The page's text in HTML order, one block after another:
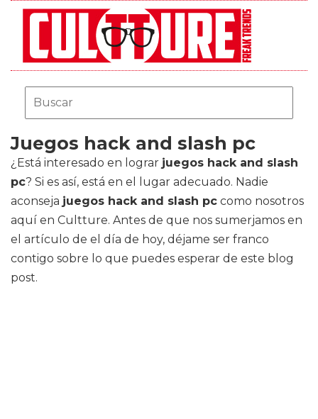
Juegos hack and slash pc
¿Está interesado en lograr juegos hack and slash
pc? Si es así, está en el lugar adecuado. Nadie
aconseja juegos hack and slash pc como nosotros
aquí en Cultture. Antes de que nos sumerjamos en
el artículo de el día de hoy, déjame ser franco
contigo sobre lo que puedes esperar de este blog
post.